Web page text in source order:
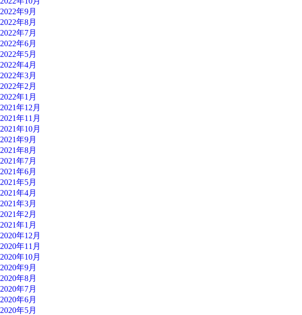
2022年9月
2022年8月
2022年7月
2022年6月
2022年5月
2022年4月
2022年3月
2022年2月
2022年1月
2021年12月
2021年11月
2021年10月
2021年9月
2021年8月
2021年7月
2021年6月
2021年5月
2021年4月
2021年3月
2021年2月
2021年1月
2020年12月
2020年11月
2020年10月
2020年9月
2020年8月
2020年7月
2020年6月
2020年5月